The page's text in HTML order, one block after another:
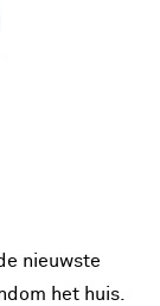
nieuwste
het huis.